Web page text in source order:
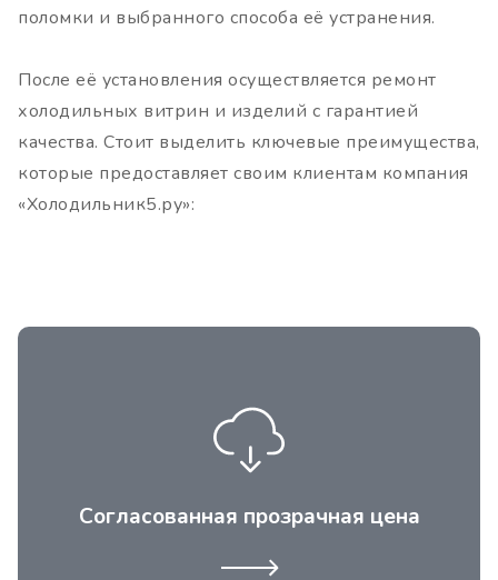
поломки и выбранного способа её устранения.
После её установления осуществляется ремонт
холодильных витрин и изделий с гарантией
качества. Стоит выделить ключевые преимущества,
которые предоставляет своим клиентам компания
«Холодильник5.ру»:
Согласованная прозрачная цена
Всегда прозрачная цена, отсутствие
дополнительных наценок на ремонт
холодильных витрин в кафе, не